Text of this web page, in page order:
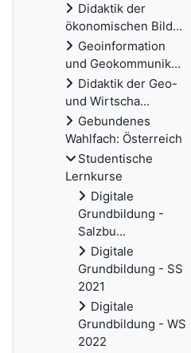
Didaktik der
ökonomischen Bild...
Geoinformation
und Geokommunik...
Didaktik der Geo-
und Wirtscha...
Gebundenes
Wahlfach: Österreich
Studentische
Lernkurse
Digitale
Grundbildung -
Salzbu...
Digitale
Grundbildung - SS
2021
Digitale
Grundbildung - WS
2022